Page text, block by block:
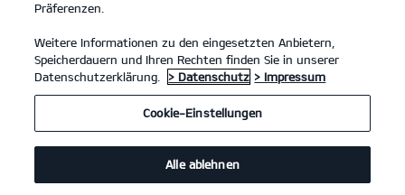
Präferenzen.
Weitere Informationen zu den eingesetzten Anbietern,
Speicherdauern und Ihren Rechten finden Sie in unserer
Datenschutzerklärung.
> Datenschutz > Impressum
Cookie-Einstellungen
Alle ablehnen